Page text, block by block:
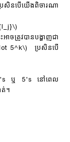
នបើយើងពិចារណា
ាចត្រូវបានបង្ហាញជា
5^k\)
ប្រសិនបើ
2's ឬ 5's នៅពេល
ត់។